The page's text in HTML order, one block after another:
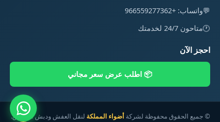
💬واتساب: +966559277362
🕐متاحون 24/7 لخدمتك
احجز الآن
📦 اطلب عرض سعر مجاني
© جميع الحقوق محفوظة لشركة أضواء المملكة لنقل العفش ودبش العروس.